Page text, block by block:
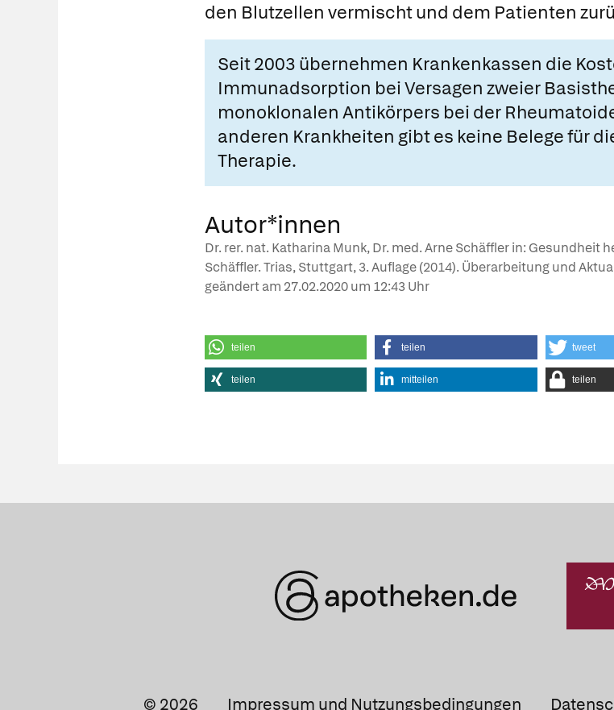
den Blutzellen vermischt und dem Patienten
Seit 2003 übernehmen Krankenkassen die
Immunadsorption bei Versagen zweier
monoklonalen Antikörpers bei der
anderen Krankheiten gibt es keine Belege für
Therapie.
Autor*innen
Dr. rer. nat. Katharina Munk, Dr. med. Arne Schäffler in: Gesundheit
Schäffler. Trias, Stuttgart, 3. Auflage (2014). Überarbeitung und
geändert am 27.02.2020um 12:43 Uhr
teilen teilen tweet
teilen mitteilen teilen
© 2026 Impressum und Nutzungsbedingungen